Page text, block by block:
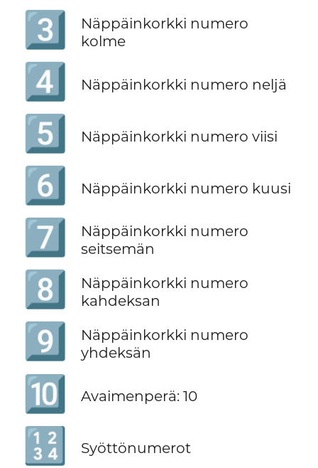
3️⃣
Näppäinkorkki numero
kolme
4️⃣ Näppäinkorkki numero neljä
5️⃣ Näppäinkorkki numero viisi
6️⃣ Näppäinkorkki numero kuusi
7️⃣
Näppäinkorkki numero
seitsemän
8️⃣
Näppäinkorkki numero
kahdeksan
9️⃣
Näppäinkorkki numero
yhdeksän
🔟 Avaimenperä: 10
🔢 Syöttönumerot